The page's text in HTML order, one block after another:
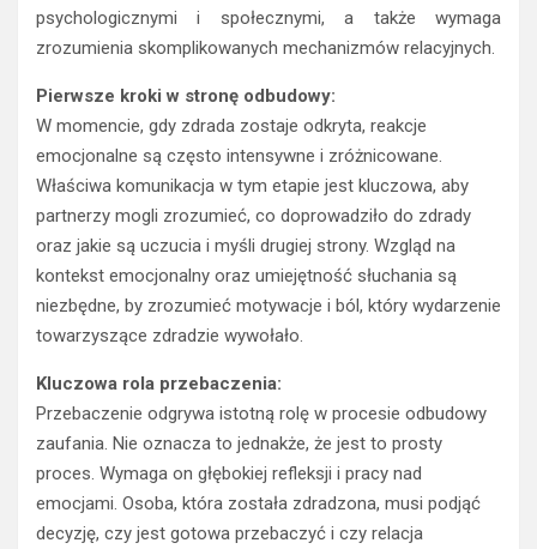
psychologicznymi i społecznymi, a także wymaga
zrozumienia skomplikowanych mechanizmów relacyjnych.
Pierwsze kroki w stronę odbudowy:
W momencie, gdy zdrada zostaje odkryta, reakcje
emocjonalne są często intensywne i zróżnicowane.
Właściwa komunikacja w tym etapie jest kluczowa, aby
partnerzy mogli zrozumieć, co doprowadziło do zdrady
oraz jakie są uczucia i myśli drugiej strony. Wzgląd na
kontekst emocjonalny oraz umiejętność słuchania są
niezbędne, by zrozumieć motywacje i ból, który wydarzenie
towarzyszące zdradzie wywołało.
Kluczowa rola przebaczenia:
Przebaczenie odgrywa istotną rolę w procesie odbudowy
zaufania. Nie oznacza to jednakże, że jest to prosty
proces. Wymaga on głębokiej refleksji i pracy nad
emocjami. Osoba, która została zdradzona, musi podjąć
decyzję, czy jest gotowa przebaczyć i czy relacja